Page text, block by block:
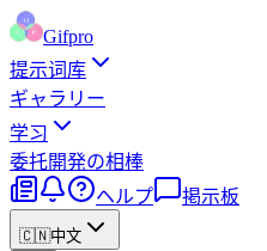
Gifpro
提示词库
ギャラリー
学习
委托開発の相棒
ヘルプ
掲示板
🇨🇳中文